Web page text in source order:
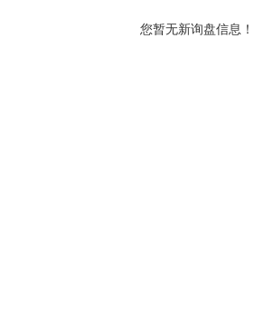
您暂无新询盘信息！